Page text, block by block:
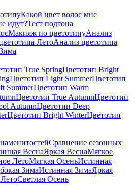
Какой цвет волос мне
идут?Тест подтона
Макияж по цветотипуАнализ
ЛетоАнализ цветотипа
True SpringЦветотип Bright
Цветотип Light SummerЦветотип
SummerЦветотип Warm
Цветотип True AutumnЦветотип
AutumnЦветотип Deep
Цветотип Bright WinterЦветотип
Сравнение сезонных
ВеснаЯркая ВеснаМягкое
ЛетоМягкая ОсеньИстинная
ЗимаИстинная ЗимаЯркая
Светлая Осень